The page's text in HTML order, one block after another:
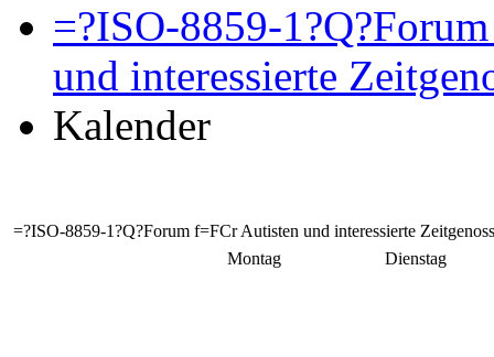
=?ISO-8859-
und interessierte
Kalender
=?ISO-8859-1?Q?Forum f=FCr Autisten und interessierte
Montag
Dienstag